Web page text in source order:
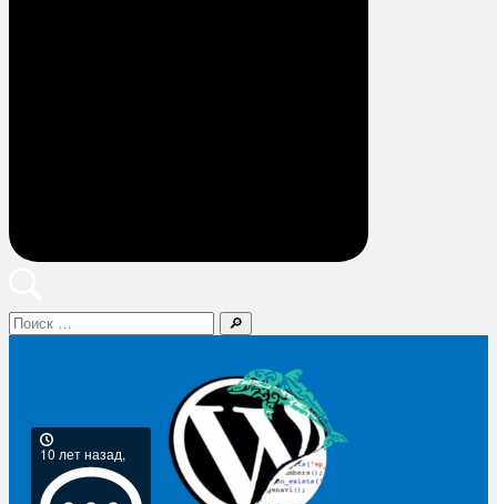
Поиск
10 лет назад,